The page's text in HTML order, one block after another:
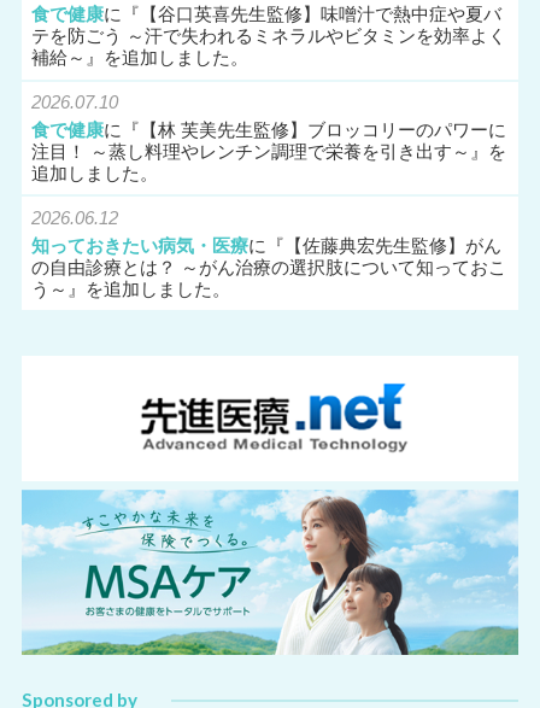
食で健康に『 【谷口英喜先生監修】味噌汁で熱中症や夏バ
テを防ごう ～汗で失われるミネラルやビタミンを効率よく
補給～ 』を追加しました。
2026.07.10
食で健康に『 【林 芙美先生監修】ブロッコリーのパワーに
注目！ ～蒸し料理やレンチン調理で栄養を引き出す～ 』を
追加しました。
2026.06.12
知っておきたい病気・医療に『 【佐藤典宏先生監修】がん
の自由診療とは？ ～がん治療の選択肢について知っておこ
う～ 』を追加しました。
Sponsored by